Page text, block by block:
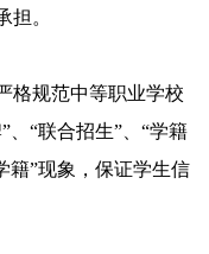
担。
格规范中等职业学校
、“联合招生”、“学籍
籍”现象，保证学生信